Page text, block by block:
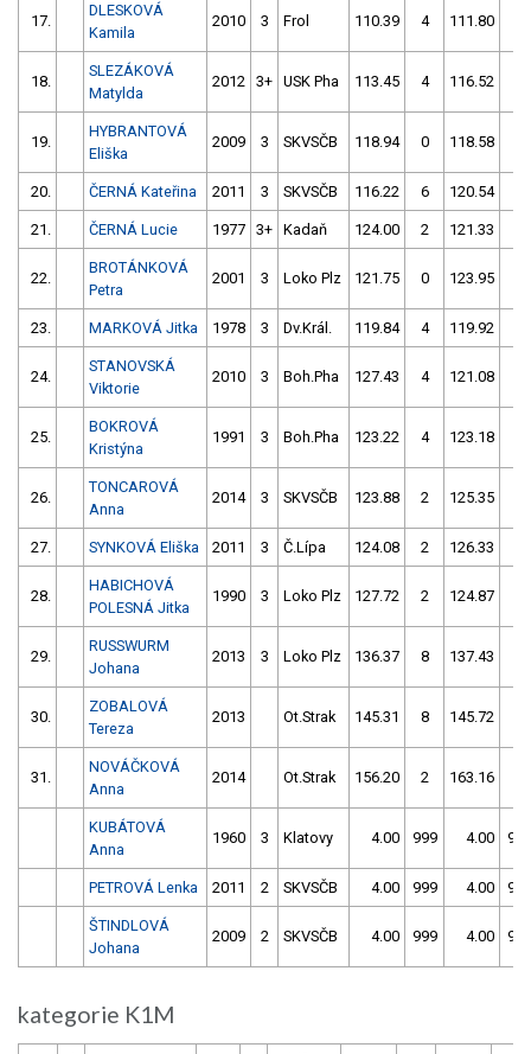
17.
DLESKOVÁ
Kamila
2010 3 Frol 110.39 4 111.80
18.
SLEZÁKOVÁ
Matylda
2012 3+ USK Pha 113.45 4 116.52
19.
HYBRANTOVÁ
Eliška
2009 3 SKVSČB 118.94 0 118.58
20. ČERNÁ Kateřina 2011 3 SKVSČB 116.22 6 120.54
21. ČERNÁ Lucie 1977 3+ Kadaň 124.00 2 121.33
22.
BROTÁNKOVÁ
Petra
2001 3 Loko Plz 121.75 0 123.95
23. MARKOVÁ Jitka 1978 3 Dv.Král. 119.84 4 119.92
24.
STANOVSKÁ
Viktorie
2010 3 Boh.Pha 127.43 4 121.08
25.
BOKROVÁ
Kristýna
1991 3 Boh.Pha 123.22 4 123.18
26.
TONCAROVÁ
Anna
2014 3 SKVSČB 123.88 2 125.35
27. SYNKOVÁ Eliška 2011 3 Č.Lípa 124.08 2 126.33
28.
HABICHOVÁ
POLESNÁ Jitka
1990 3 Loko Plz 127.72 2 124.87
29.
RUSSWURM
Johana
2013 3 Loko Plz 136.37 8 137.43
30.
ZOBALOVÁ
Tereza
2013 Ot.Strak 145.31 8 145.72
31.
NOVÁČKOVÁ
Anna
2014 Ot.Strak 156.20 2 163.16
KUBÁTOVÁ
Anna
1960 3 Klatovy 4.00 999 4.00 999
PETROVÁ Lenka 2011 2 SKVSČB 4.00 999 4.00 999
ŠTINDLOVÁ
Johana
2009 2 SKVSČB 4.00 999 4.00 999
kategorie K1M